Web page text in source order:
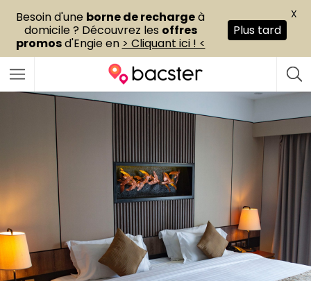
Besoin d'une borne de rechargeà
domicile ? Découvrez les offres
promosd'Engie en > Cliquant ici ! <
Plus tard
X